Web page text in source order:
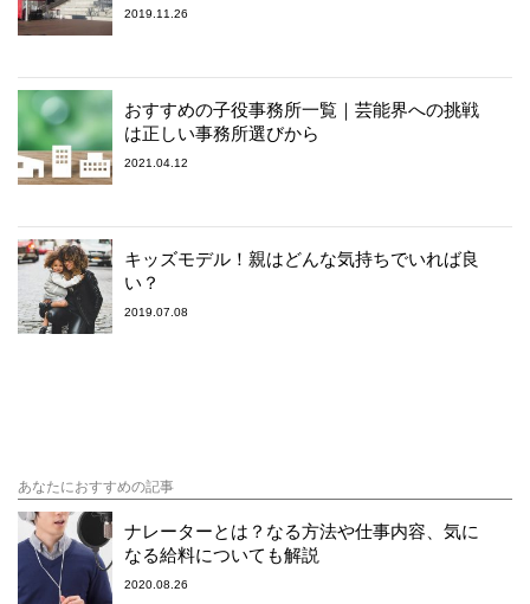
2019.11.26
おすすめの子役事務所一覧｜芸能界への挑戦
は正しい事務所選びから
2021.04.12
キッズモデル！親はどんな気持ちでいれば良
い？
2019.07.08
あなたにおすすめの記事
ナレーターとは？なる方法や仕事内容、気に
なる給料についても解説
2020.08.26